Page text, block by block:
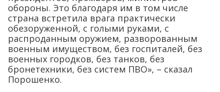
обороны. Это благодаря им в том числе
страна встретила врага практически
обезоруженной, с голыми руками, с
распроданным оружием, разворованным
военным имуществом, без госпиталей, без
военных городков, без танков, без
бронетехники, без систем ПВО», – сказал
Порошенко.